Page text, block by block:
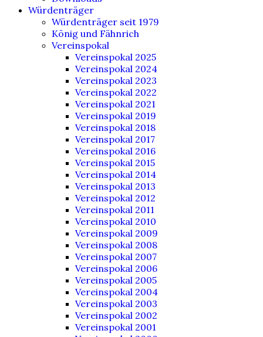
Würdenträger
Würdenträger seit 1979
König und Fähnrich
Vereinspokal
Vereinspokal 2025
Vereinspokal 2024
Vereinspokal 2023
Vereinspokal 2022
Vereinspokal 2021
Vereinspokal 2019
Vereinspokal 2018
Vereinspokal 2017
Vereinspokal 2016
Vereinspokal 2015
Vereinspokal 2014
Vereinspokal 2013
Vereinspokal 2012
Vereinspokal 2011
Vereinspokal 2010
Vereinspokal 2009
Vereinspokal 2008
Vereinspokal 2007
Vereinspokal 2006
Vereinspokal 2005
Vereinspokal 2004
Vereinspokal 2003
Vereinspokal 2002
Vereinspokal 2001